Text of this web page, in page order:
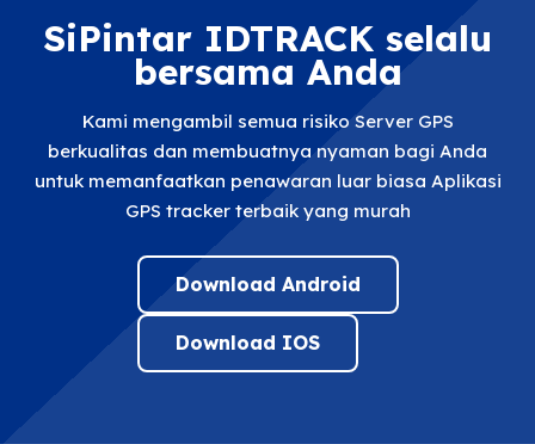
SiPintar IDTRACK selalu
bersama Anda
Kami mengambil semua risiko Server GPS
berkualitas dan membuatnya nyaman bagi Anda
untuk memanfaatkan penawaran luar biasa Aplikasi
GPS tracker terbaik yang murah
Download Android
Download IOS